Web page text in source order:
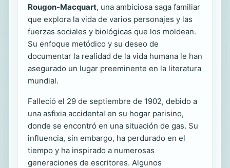
Rougon-Macquart, una ambiciosa saga familiar
que explora la vida de varios personajes y las
fuerzas sociales y biológicas que los moldean.
Su enfoque metódico y su deseo de
documentar la realidad de la vida humana le han
asegurado un lugar preeminente en la literatura
mundial.
Falleció el 29 de septiembre de 1902, debido a
una asfixia accidental en su hogar parisino,
donde se encontró en una situación de gas. Su
influencia, sin embargo, ha perdurado en el
tiempo y ha inspirado a numerosas
generaciones de escritores. Algunos